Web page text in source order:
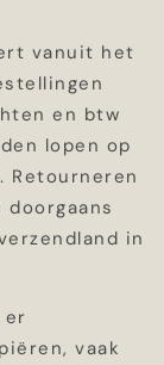
vanuit het
en btw
lopen op
Retourneren
in
vaak